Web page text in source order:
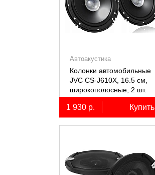
Автоакустика
Колонки автомобильные
JVC CS-J610X, 16.5 см,
широкополосные, 2 шт.
1 930 р. Купить